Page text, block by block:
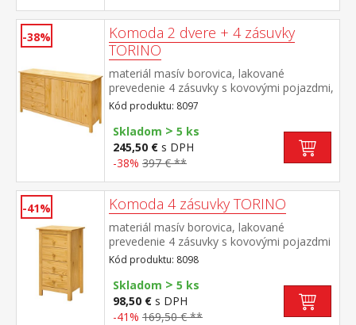
-38%
Komoda 2 dvere + 4 zásuvky
TORINO
materiál masív borovica, lakované
prevedenie 4 zásuvky s kovovými pojazdmi,
2 plné dvere, 1 polica
Kód produktu: 8097
Skladom > 5 ks
245,50 € s DPH
-38% 397 € **
-41% Komoda 4 zásuvky TORINO
materiál masív borovica, lakované
prevedenie 4 zásuvky s kovovými pojazdmi
Kód produktu: 8098
Skladom > 5 ks
98,50 € s DPH
-41% 169,50 € **